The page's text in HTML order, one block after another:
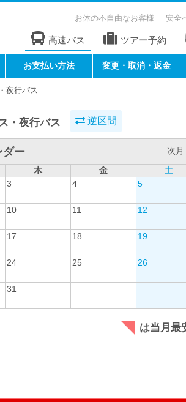
お体の不自由なお客様 安全
高速バス ツアー予約
お支払い方法 変更・取消・返金
夜行バス
・夜行バス 逆区間
ダー
次月
木 金
土
3 4 5
10 11 12
17 18 19
24 25 26
31
は当月最